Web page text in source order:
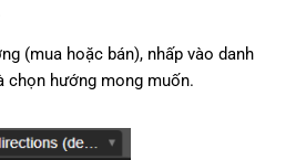
(mua hoặc bán), nhấp vào danh
chọn hướng mong muốn.